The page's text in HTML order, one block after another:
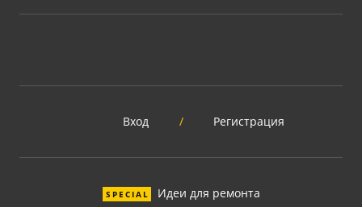
Вход / Регистрация
SPECIAL Идеи для ремонта